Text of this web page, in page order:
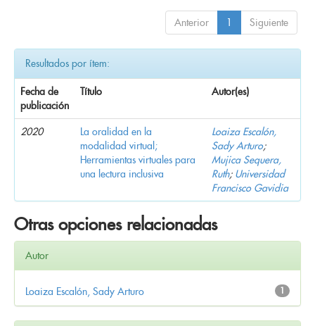
Anterior 1 Siguiente
Resultados por ítem:
Fecha de
publicación
Título Autor(es)
2020
La oralidad en la
modalidad virtual;
Herramientas virtuales para
una lectura inclusiva
Loaiza Escalón,
Sady Arturo;
Mujica Sequera,
Ruth; Universidad
Francisco Gavidia
Otras opciones relacionadas
Autor
1
Loaiza Escalón, Sady Arturo